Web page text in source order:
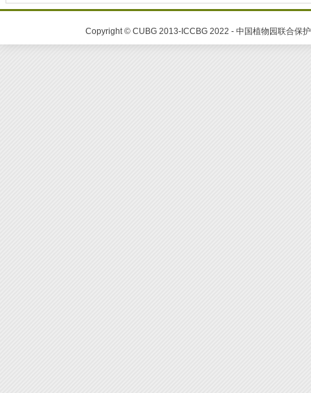
Copyright © CUBG 2013-ICCBG 2022 - 中国植物园联合保